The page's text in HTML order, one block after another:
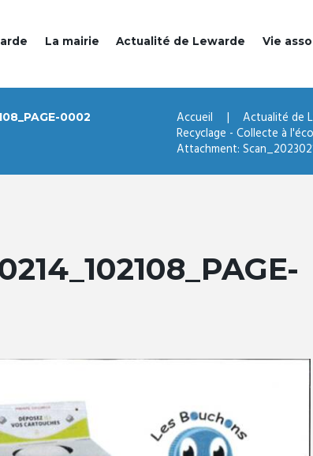
La mairie Actualité de Lewarde Vie
0002 Accueil Actualité de
Recyclage - Collecte à
Attachment: